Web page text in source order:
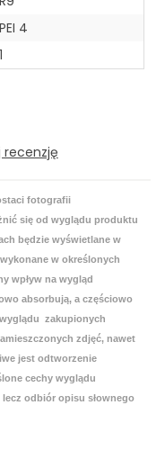
PEI 4
1
recenzję
fotografii
się od wyglądu produktu
będzie wyświetlane w
w określonych
wpływ na wygląd
absorbują, a częściowo
zakupionych
zdjęć, nawet
jest odtworzenie
cechy wyglądu
odbiór opisu słownego